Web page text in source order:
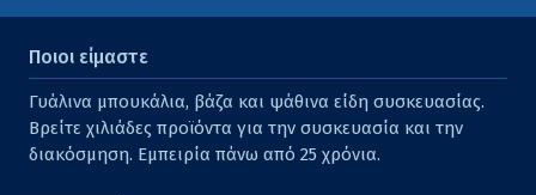
Ποιοι είμαστε
Γυάλινα μπουκάλια, βάζα και ψάθινα είδη συσκευασίας.
Βρείτε χιλιάδες προϊόντα για την συσκευασία και την
διακόσμηση. Εμπειρία πάνω από 25 χρόνια.